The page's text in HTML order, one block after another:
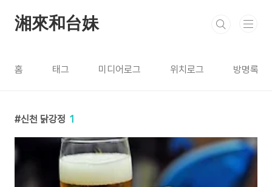
湘來和台妹
홈 태그 미디어로그 위치로그 방명록
신천 닭강정 1